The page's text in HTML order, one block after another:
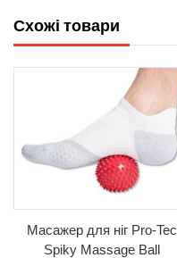
Схожі товари
Масажер для ніг Pro-Tec
Spiky Massage Ball